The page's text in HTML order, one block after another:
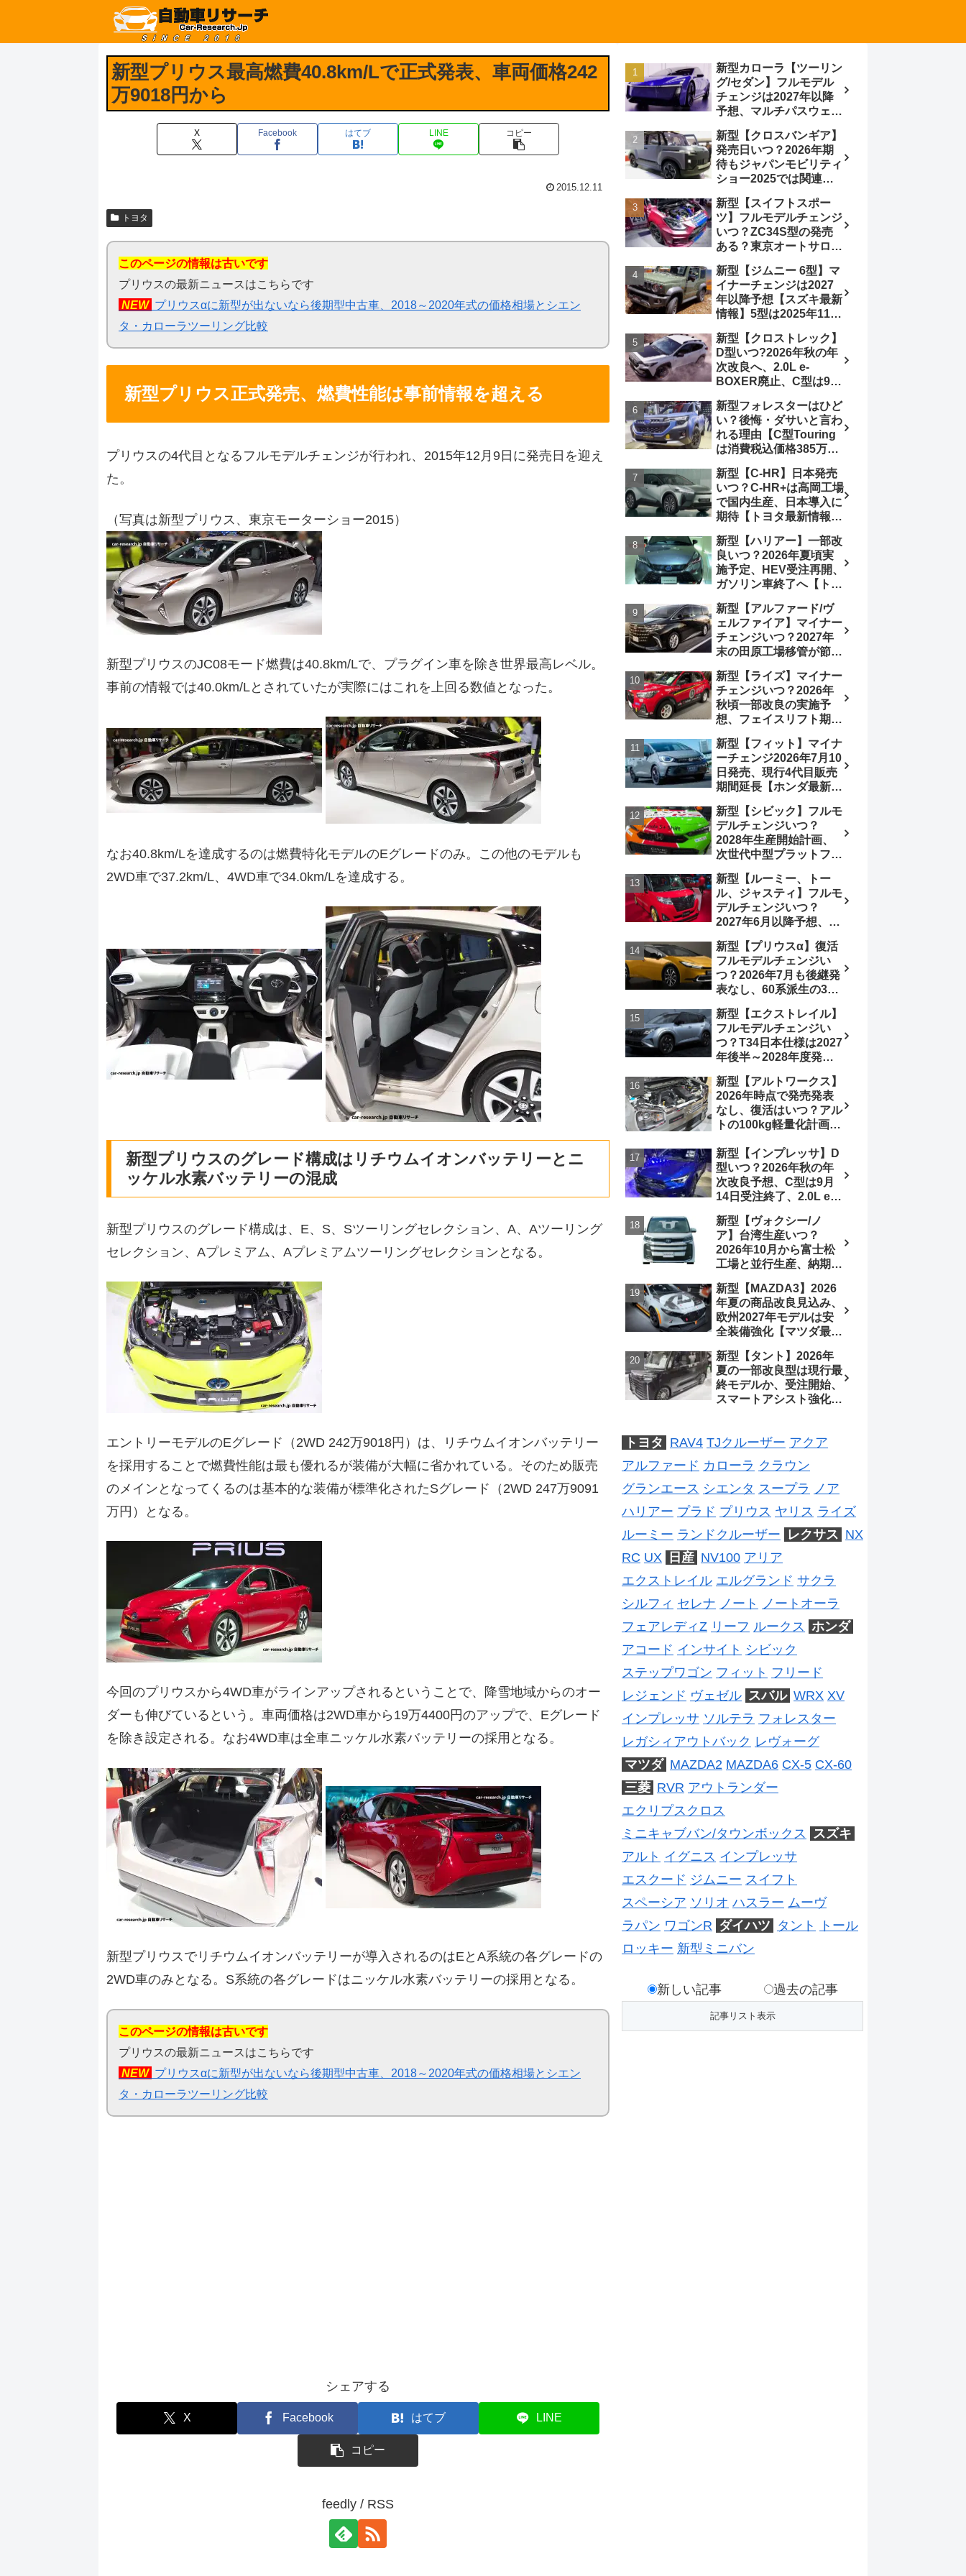
新型プリウス最高燃費40.8km/Lで正式発表、車両価格242
万9018円から
X Facebook はてブ LINE コピー
2015.12.11
トヨタ
このページの情報は古いです
プリウスの最新ニュースはこちらです
NEW プリウスαに新型が出ないなら後期型中古車、2018～2020年式の価格相場とシエン
タ・カローラツーリング比較
新型プリウス正式発売、燃費性能は事前情報を超える
プリウスの4代目となるフルモデルチェンジが行われ、2015年12月9日に発売日を迎え
た。
（写真は新型プリウス、東京モーターショー2015）
新型プリウスのJC08モード燃費は40.8km/Lで、プラグイン車を除き世界最高レベル。
事前の情報では40.0km/Lとされていたが実際にはこれを上回る数値となった。
なお40.8km/Lを達成するのは燃費特化モデルのEグレードのみ。この他のモデルも
2WD車で37.2km/L、4WD車で34.0km/Lを達成する。
新型プリウスのグレード構成はリチウムイオンバッテリーとニ
ッケル水素バッテリーの混成
新型プリウスのグレード構成は、E、S、Sツーリングセレクション、A、Aツーリング
セレクション、Aプレミアム、Aプレミアムツーリングセレクションとなる。
エントリーモデルのEグレード（2WD 242万9018円）は、リチウムイオンバッテリー
を採用することで燃費性能は最も優れるが装備が大幅に省かれている。そのため販売
のメインとなってくるのは基本的な装備が標準化されたSグレード（2WD 247万9091
万円）となる。
今回のプリウスから4WD車がラインアップされるということで、降雪地域からのオー
ダーも伸びているという。車両価格は2WD車から19万4400円のアップで、Eグレード
を除き設定される。なお4WD車は全車ニッケル水素バッテリーの採用となる。
新型プリウスでリチウムイオンバッテリーが導入されるのはEとA系統の各グレードの
2WD車のみとなる。S系統の各グレードはニッケル水素バッテリーの採用となる。
このページの情報は古いです
プリウスの最新ニュースはこちらです
NEW プリウスαに新型が出ないなら後期型中古車、2018～2020年式の価格相場とシエン
タ・カローラツーリング比較
シェアする
X Facebook はてブ LINE
コピー
feedly / RSS
新型カローラ【ツーリン
グ/セダン】フルモデル
チェンジは2027年以降
予想、マルチパスウェイ
BEVからの派生で新開発
小型エンジン搭載の
HEV/PHEV、ギガキャ
ストの採用は無しか【ト
ヨタ最新情報】60周年記
念車発売
新型【クロスバンギア】
発売日いつ？2026年期
待もジャパンモビリティ
ショー2025では関連モ
最新情報】ベース車ノ
ア/ヴォクシーの台湾生
産開始に注目、「ギア」
のほか「コア」と「ツー
ル」、デリカD:5対抗の
クロスオーバーSUVミニ
バン
新型【スイフトスポー
ツ】フルモデルチェンジ
いつ？ZC34S型の発売
ある？東京オートサロン
エロー レヴはスイスポ
コンセプトか？ハイブリ
ッド化/重量増/価格アッ
プが争点【スズキ最新情
報】特別仕様車
「ZC33S Final
Edition」終了
新型【ジムニー 6型】マ
イナーチェンジは2027
年以降予想【スズキ最新
情報】5型は2025年11月
ACC・スズキコネクト
採用
新型【クロストレック】
D型いつ?2026年秋の年
次改良へ、2.0L e-
BOXER廃止、C型は9月
ーボ採用予想【スバル最
新情報】
新型フォレスターはひど
い？後悔・ダサいと言わ
れる理由【C型Touring
は消費税込価格385万円
19.1km/L、納期4～5か
月】ナビUI・冬用タイ
ヤ・ウィルダネス日本発
売は？カーオブザイヤー
とJNCAP大賞受賞後も
残る注意点
新型【C-HR】日本発売
いつ？C-HR+は高岡工場
で国内生産、日本導入に
期待【トヨタ最新情報】
売、2代目HEV・PHEV
は日本未導入
新型【ハリアー】一部改
良いつ？2026年夏頃実
施予定、HEV受注再開、
ガソリン車終了へ【トヨ
チェンジ2027年以降予
想
新型【アルファード/ヴ
ェルファイア】マイナー
チェンジいつ？2027年
末の田原工場移管が節目
のフェイスリフト予想
【トヨタ最新情報】
2026年6月一部改良済
み、消費税込価格559万
9000円から
新型【ライズ】マイナー
チェンジいつ？2026年
秋頃一部改良の実施予
想、フェイスリフト期
2～3ヵ月に短縮【ダイハ
ツ最新情報】前回改良は
2024年11月5日、価格
180.07～244.2万円、値
上げ約8～10万円、法規
対応、ハイブリッド
4WD追加まだ、フルモ
デルチェンジはトヨタが
介入か
新型【フィット】マイナ
ーチェンジ2026年7月10
日発売、現行4代目販売
期間延長【ホンダ最新情
いつ？フルモデルチェン
ジは2029年頃まで遅れ
る予想
新型【シビック】フルモ
デルチェンジいつ？
2028年生産開始計画、
次世代中型プラットフォ
搭載予想【ホンダ最新情
報】Honda S+ Shiftは現
行e:HEV RS 消費税込
4,659,600円で先行導入
新型【ルーミー、トー
ル、ジャスティ】フルモ
デルチェンジいつ？
2027年6月以降予想、ビ
う無い？【トヨタ最新情
報】1.2Lハイブリッド追
加は次期型に期待
新型【プリウスα】復活
フルモデルチェンジい
つ？2026年7月も後継発
表なし、60系派生の3列
発売される可能性は【ト
ヨタ最新情報デザイン予
想画像】スライドドア装
備の要望も
新型【エクストレイル】
フルモデルチェンジい
つ？T34日本仕様は2027
年後半～2028年度発売
米ローグe-POWERは
2026年後半投入へ
新型【アルトワークス】
2026年時点で発売発表
なし、復活はいつ？アル
トの100kg軽量化計画は
処、5MTターボとアルト
スピリットに期待【スズ
キ最新情報】
新型【インプレッサ】D
型いつ？2026年秋の年
次改良予想、C型は9月
14日受注終了、2.0L e-
グハイブリッド設定無し
予想【スバル最新情報】
新型【ヴォクシー/ノ
ア】台湾生産いつ？
2026年10月から富士松
工場と並行生産、納期短
2026年5月6日マイナー
チェンジ、価格 NOAH
326万1500円、VOXY
375万1000円、特別仕様
車 WxBと煌の追加に期
待、S-Zに12.3インチメ
ーター
新型【MAZDA3】2026
年夏の商品改良見込み、
欧州2027年モデルは安
全装備強化【マツダ最新
ジは2028年以降予想
新型【タント】2026年
夏の一部改良型は現行最
終モデルか、受注開始、
スマートアシスト強化と
【ダイハツ最新情報】
トヨタ RAV4 TJクルーザー アクア
アルファード カローラ クラウン
グランエース シエンタ スープラ
ノア
ハリアー プラド プリウス ヤリス ライズ
ルーミー ランドクルーザー レクサス NX
RC UX 日産 NV100 アリア
エクストレイル エルグランド サクラ
シルフィ セレナ ノート
ノートオーラ
フェアレディZ リーフ ルークス ホンダ
アコード インサイト シビック
ステップワゴン フィット フリード
レジェンド ヴェゼル スバル WRX XV
インプレッサ ソルテラ フォレスター
レガシィアウトバック レヴォーグ
マツダ MAZDA2 MAZDA6 CX-5 CX-60
三菱 RVR アウトランダー
エクリプスクロス
ミニキャブバン/タウンボックス
スズキ
アルト イグニス インプレッサ
エスクード ジムニー スイフト
スペーシア ソリオ ハスラー ムーヴ
ラパン ワゴンR ダイハツ タント
トール
ロッキー 新型ミニバン
新しい記事 過去の記事